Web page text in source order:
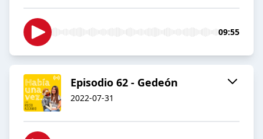
09:55
Episodio 62 - Gedeón
2022-07-31